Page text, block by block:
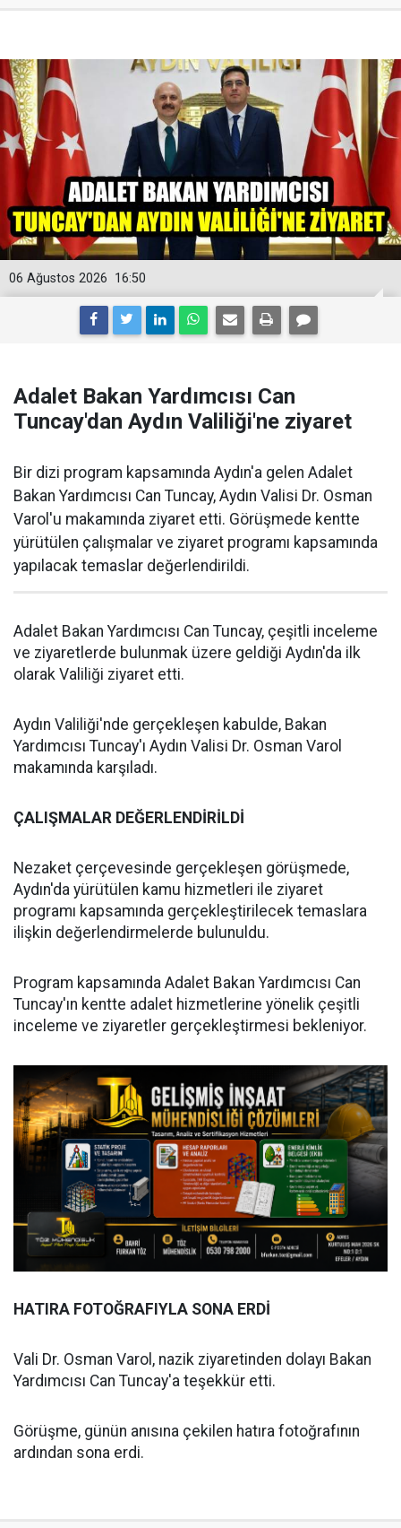
16:50
06 Ağustos 2026
Adalet Bakan Yardımcısı Can
Tuncay'dan Aydın Valiliği'ne ziyaret
Bir dizi program kapsamında Aydın'a gelen Adalet
Bakan Yardımcısı Can Tuncay, Aydın Valisi Dr. Osman
Varol'u makamında ziyaret etti. Görüşmede kentte
yürütülen çalışmalar ve ziyaret programı kapsamında
yapılacak temaslar değerlendirildi.
Adalet Bakan Yardımcısı Can Tuncay, çeşitli inceleme
ve ziyaretlerde bulunmak üzere geldiği Aydın'da ilk
olarak Valiliği ziyaret etti.
Aydın Valiliği'nde gerçekleşen kabulde, Bakan
Yardımcısı Tuncay'ı Aydın Valisi Dr. Osman Varol
makamında karşıladı.
ÇALIŞMALAR DEĞERLENDİRİLDİ
Nezaket çerçevesinde gerçekleşen görüşmede,
Aydın'da yürütülen kamu hizmetleri ile ziyaret
programı kapsamında gerçekleştirilecek temaslara
ilişkin değerlendirmelerde bulunuldu.
Program kapsamında Adalet Bakan Yardımcısı Can
Tuncay'ın kentte adalet hizmetlerine yönelik çeşitli
inceleme ve ziyaretler gerçekleştirmesi bekleniyor.
HATIRA FOTOĞRAFIYLA SONA ERDİ
Vali Dr. Osman Varol, nazik ziyaretinden dolayı Bakan
Yardımcısı Can Tuncay'a teşekkür etti.
Görüşme, günün anısına çekilen hatıra fotoğrafının
ardından sona erdi.